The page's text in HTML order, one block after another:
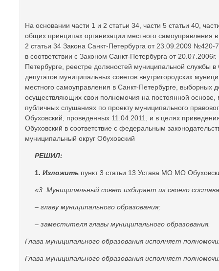
На основании части 1 и 2 статьи 34, части 5 статьи 40,
общих принципах организации местного самоуправления
2 статьи 34 Закона Санкт-Петербурга от 23.09.2009
в соответствии с Законом Санкт-Петербурга от
Петербурге, реестре должностей муниципальной службы
депутатов муниципальных советов внутригородских
местного самоуправления в Санкт-Петербурге, выборных
осуществляющих свои полномочия на постоянной
публичных слушаниях по проекту муниципального
Обуховский, проведенных 11.04.2011, и в целях
Обуховский в соответствие с федеральным
муниципальный округ Обуховский
РЕШИЛ:
1. Изложить пункт 3 статьи 13 Устава МО МО
«3. Муниципальный совет избирает из своего
– главу муниципального образования;
– заместителя главы муниципального образования.
Глава муниципального образования исполняет
Глава муниципального образования исполняет